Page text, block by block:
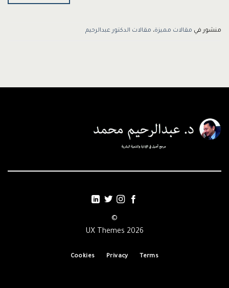
منشور في مقالات مميزة، مقالات الدكتور عبدالرحيم
©
2026 UX Themes
Terms
Privacy
Cookies